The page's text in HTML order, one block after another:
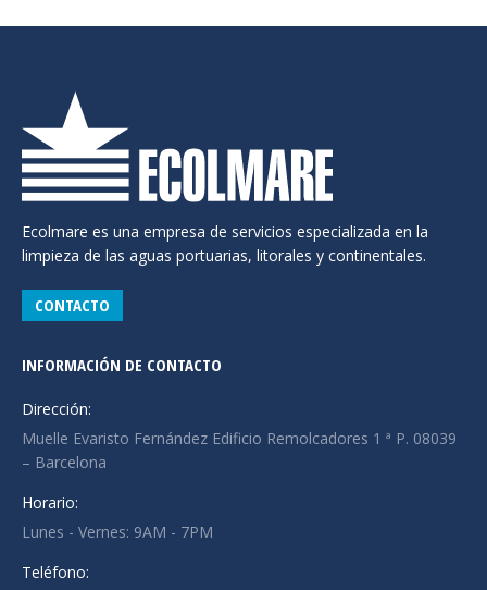
Ecolmare es una empresa de servicios especializada en la
limpieza de las aguas portuarias, litorales y continentales.
CONTACTO
INFORMACIÓN DE CONTACTO
Dirección:
Muelle Evaristo Fernández Edificio Remolcadores 1 ª P. 08039
– Barcelona
Horario:
Lunes - Vernes: 9AM - 7PM
Teléfono: